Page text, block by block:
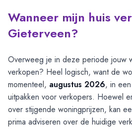
Wanneer mijn huis
Gieterveen?
Overweeg je in deze periode jouw
verkopen? Heel logisch, want de
momenteel, augustus 2026, in
uitpakken voor verkopers. Hoewel
over stijgende woningprijzen, kan
prima adviseren over de huidige